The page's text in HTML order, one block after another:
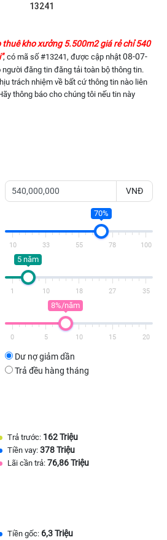
13241
thuê kho xưởng 5.500m2 giá rẻ chỉ 540
, có mã số #13241, được cập nhật 08-07-
người đăng tin đăng tải toàn bộ thông tin.
trách nhiệm về bất cứ thông tin nào liên
thông báo cho chúng tôi nếu tin này
VNĐ
70%
10 33 55 78 100
5 năm
1 10 18 27 35
8%/năm
0 5 10 15 20
Dư nợ giảm dần
Trả đều hàng tháng
Trả trước: 162 Triệu
Tiền vay: 378 Triệu
Lãi cần trả: 76,86 Triệu
Tiền gốc: 6,3 Triệu